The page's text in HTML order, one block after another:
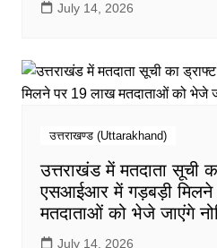
July 14, 2026
उत्तराखण्ड (Uttarakhand)
उत्तराखंड में मतदाता सूची
एसआईआर में गड़बड़ी
मतदाताओं को भेजे जाएंगे
July 14, 2026